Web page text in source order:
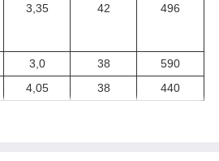
3,35 42 496
3,0 38
590
4,05 38 440